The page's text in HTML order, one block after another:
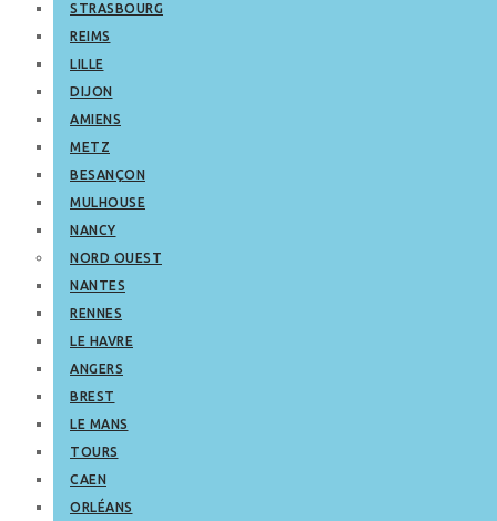
STRASBOURG
REIMS
LILLE
DIJON
AMIENS
METZ
BESANÇON
MULHOUSE
NANCY
NORD OUEST
NANTES
RENNES
LE HAVRE
ANGERS
BREST
LE MANS
TOURS
CAEN
ORLÉANS